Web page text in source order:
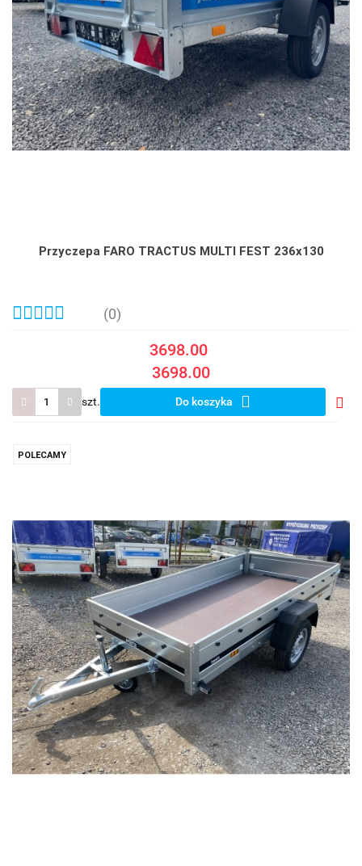
Przyczepa FARO TRACTUS MULTI FEST 236x130
(0)
3698.00
3698.00
szt. Do koszyka
POLECAMY